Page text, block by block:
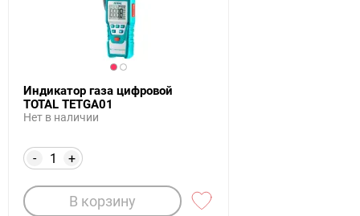
Индикатор газа цифровой
TOTAL TETGA01
Нет в наличии
+
-
В корзину